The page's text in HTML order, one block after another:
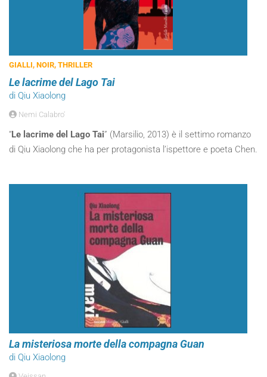
GIALLI, NOIR, THRILLER
Le lacrime del Lago Tai
di Qiu Xiaolong
Nemi Calabro'
“Le lacrime del Lago Tai” (Marsilio, 2013) è il settimo romanzo
di Qiu Xiaolong che ha per protagonista l’ispettore e poeta Chen.
La misteriosa morte della compagna Guan
di Qiu Xiaolong